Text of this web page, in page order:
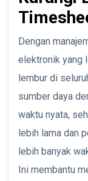
Dengan
elektronik yang
lembur di
sumber daya
waktu nyata,
lebih lama dan
lebih banyak
Ini membantu